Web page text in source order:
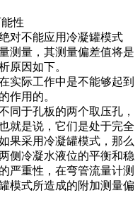
性
对不能应用冷凝罐模式
测量，其测量偏差值将是
原因如下。
实际工作中是不能够起到
作用的。
于孔板的两个取压孔，
就是说，它们是处于完全
果采用冷凝罐模式，那么
侧冷凝水液位的平衡和稳
严重性，在弯管流量计测
模式所造成的附加测量偏